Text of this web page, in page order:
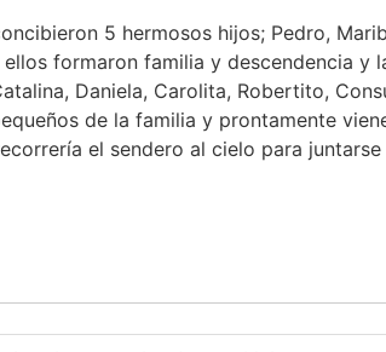
5 hermosos hijos; Pedro,
formaron familia y descendencia y
Daniela, Carolita, Robertito,
de la familia y prontamente
el sendero al cielo para